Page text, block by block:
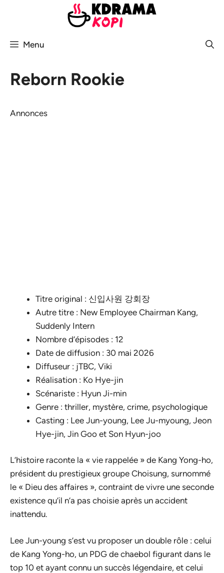
Menu
Reborn Rookie
Annonces
Titre original : 신입사원 강회장
Autre titre : New Employee Chairman Kang,
Suddenly Intern
Nombre d’épisodes : 12
Date de diffusion : 30 mai 2026
Diffuseur : jTBC, Viki
Réalisation : Ko Hye-jin
Scénariste : Hyun Ji-min
Genre : thriller, mystère, crime, psychologique
Casting : Lee Jun-young, Lee Ju-myoung, Jeon
Hye-jin, Jin Goo et Son Hyun-joo
L’histoire raconte la « vie rappelée » de Kang Yong-ho,
président du prestigieux groupe Choisung, surnommé
le « Dieu des affaires », contraint de vivre une seconde
existence qu’il n’a pas choisie après un accident
inattendu.
Lee Jun-young s’est vu proposer un double rôle : celui
de Kang Yong-ho, un PDG de chaebol figurant dans le
top 10 et ayant connu un succès légendaire, et celui